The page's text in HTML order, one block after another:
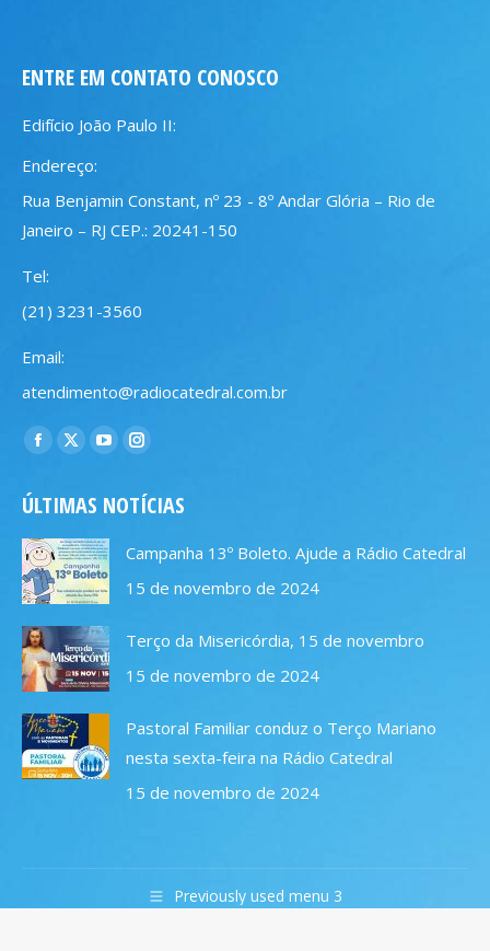
ENTRE EM CONTATO CONOSCO
Edifício João Paulo II:
Endereço:
Rua Benjamin Constant, nº 23 - 8º Andar Glória – Rio de
Janeiro – RJ CEP.: 20241-150
Tel:
(21) 3231-3560
Email:
atendimento@radiocatedral.com.br
Encontre-nos em:
Facebook
opens
in
new
window
X
opens
in
new
window
YouTube
opens
in
new
window
Instagram
opens
new
window
ÚLTIMAS NOTÍCIAS
Campanha 13º Boleto. Ajude a Rádio Catedral
15 de novembro de 2024
Terço da Misericórdia, 15 de novembro
15 de novembro de 2024
Pastoral Familiar conduz o Terço Mariano
nesta sexta-feira na Rádio Catedral
15 de novembro de 2024
Previously used menu 3